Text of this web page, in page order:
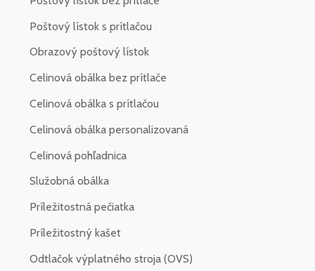
Poštový lístok s prítlačou
Obrazový poštový lístok
Celinová obálka bez prítlače
Celinová obálka s prítlačou
Celinová obálka personalizovaná
Celinová pohľadnica
Služobná obálka
Príležitostná pečiatka
Príležitostný kašet
Odtlačok výplatného stroja (OVS)